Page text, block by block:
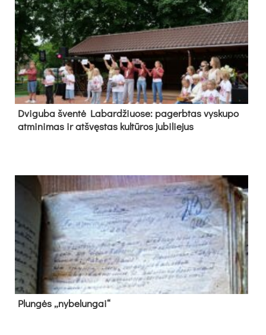
Dvi­gu­ba šven­tė La­bar­džiuo­se: pa­gerb­tas vys­ku­po
at­mi­ni­mas ir at­švęs­tas kul­tū­ros ju­bi­lie­jus
Plun­gės „ny­be­lun­gai“